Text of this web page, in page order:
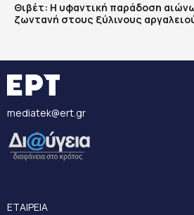
Θιβέτ: Η υφαντική παράδοση
ζωντανή στους ξύλινους
mediatek@ert.gr
ΕΤΑΙΡΕΙΑ